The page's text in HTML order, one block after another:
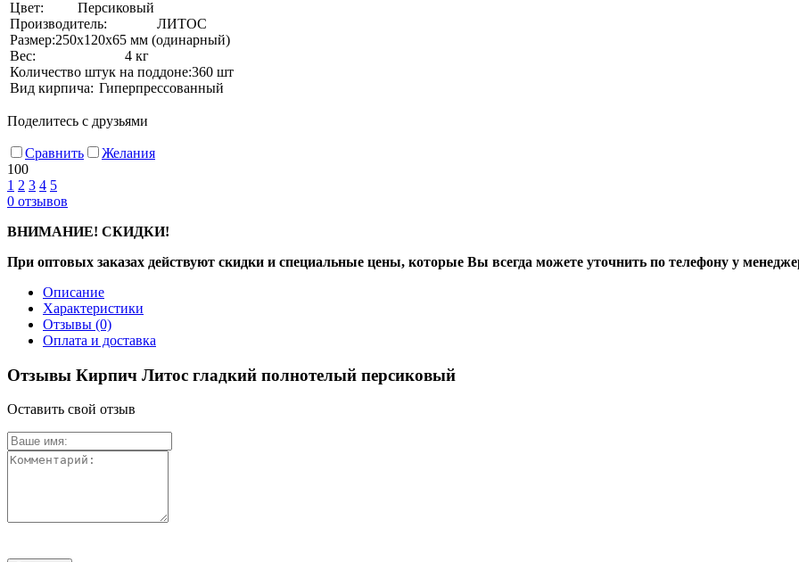
Цвет:
Персиковый
Производитель:
ЛИТОС
Размер:250х120х65 мм (одинарный)
Вес:
4 кг
Количество штук на поддоне:360 шт
Вид кирпича: Гиперпрессованный
Поделитесь с друзьями
Сравнить
Желания
100
1 2 3 4 5
0 отзывов
ВНИМАНИЕ! СКИДКИ!
При оптовых заказах действуют скидки и специальные цены, которые Вы всегда можете уточнить по телефону у
Описание
Характеристики
Отзывы (0)
Оплата и доставка
Отзывы Кирпич Литос гладкий полнотелый персиковый
Оставить свой отзыв